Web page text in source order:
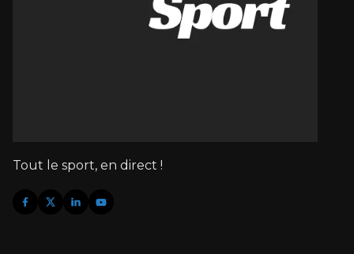
Tout le sport, en direct !